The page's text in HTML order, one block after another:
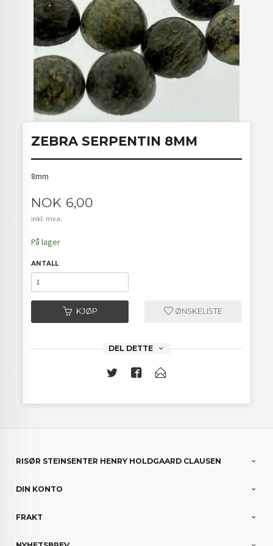
ZEBRA SERPENTIN 8MM
8mm
Pris
NOK 6,00
inkl. mva.
På lager
ANTALL
KJØP ØNSKELISTE
DEL DETTE
RISØR STEINSENTER HENRY HOLDGAARD CLAUSEN
DIN KONTO
FRAKT